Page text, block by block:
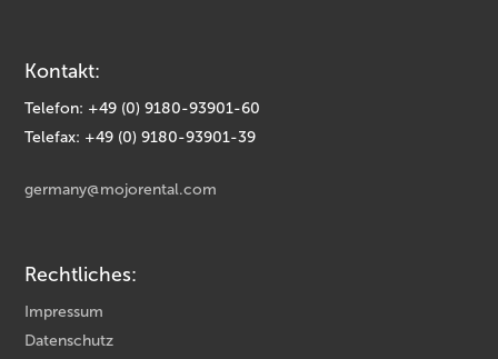
Kontakt:
Telefon: +49 (0) 9180-93901-60
Telefax: +49 (0) 9180-93901-39
germany@mojorental.com
Rechtliches:
Impressum
Datenschutz